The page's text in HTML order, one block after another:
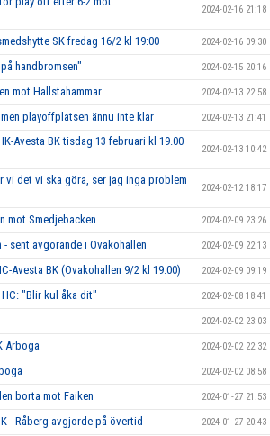
2024-02-16 21:18
SK fredag 16/2 kl 19:00 2024-02-16 09:30
handbromsen" 2024-02-15 20:16
mot Hallstahammar 2024-02-13 22:58
playoffplatsen ännu inte klar 2024-02-13 21:41
Avesta BK tisdag 13 februari kl 19.00
2024-02-13 10:42
vi det vi ska göra, ser jag inga problem
2024-02-12 18:17
mot Smedjebacken 2024-02-09 23:26
sent avgörande i Ovakohallen 2024-02-09 22:13
Avesta BK (Ovakohallen 9/2 kl 19:00) 2024-02-09 09:19
"Blir kul åka dit" 2024-02-08 18:41
2024-02-02 23:03
Arboga 2024-02-02 22:32
2024-02-02 08:58
borta mot Faiken 2024-01-27 21:53
- Råberg avgjorde på övertid 2024-01-27 20:43